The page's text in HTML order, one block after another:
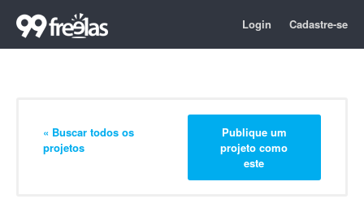
Login Cadastre-se
« Buscar todos os
projetos
Publique um
projeto como
este